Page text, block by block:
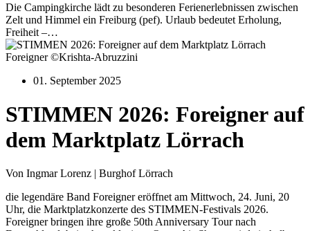
Die Campingkirche lädt zu besonderen Ferienerlebnissen zwischen
Zelt und Himmel ein Freiburg (pef). Urlaub bedeutet Erholung,
Freiheit –…
Foreigner ©Krishta-Abruzzini
01. September 2025
STIMMEN 2026: Foreigner auf
dem Marktplatz Lörrach
Von Ingmar Lorenz | Burghof Lörrach
die legendäre Band Foreigner eröffnet am Mittwoch, 24. Juni, 20
Uhr, die Marktplatzkonzerte des STIMMEN-Festivals 2026.
Foreigner bringen ihre große 50th Anniversary Tour nach